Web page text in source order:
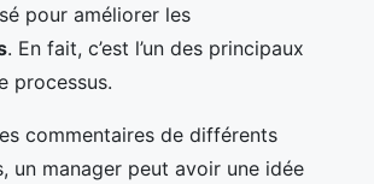
pour améliorer les
. En fait, c’est l’un des principaux
processus.
commentaires de différents
un manager peut avoir une idée